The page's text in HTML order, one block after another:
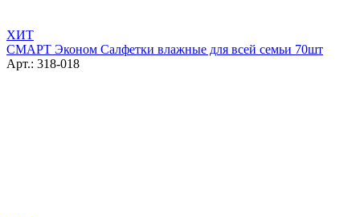
ХИТ
СМАРТ Эконом Салфетки влажные для всей семьи 70шт
Арт.: 318-018